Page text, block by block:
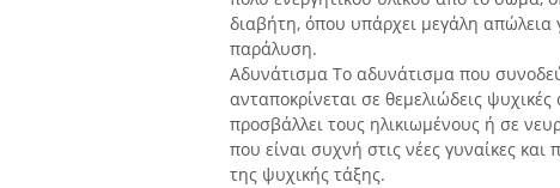
διαβήτη, όπου υπάρχει μεγάλη
παράλυση.
Αδυνάτισμα Το αδυνάτισμα που
ανταποκρίνεται σε θεμελιώδεις
προσβάλλει τους ηλικιωμένους ή σε
που είναι συχνή στις νέες γυναίκες
της ψυχικής τάξης.